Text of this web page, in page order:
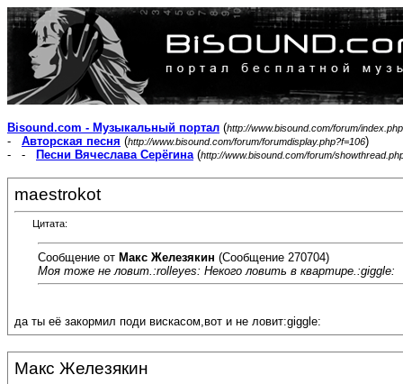
Bisound.com - Музыкальный портал (http://www.bisound.com/forum/index.php
- Авторская песня (http://www.bisound.com/forum/forumdisplay.php?f=106)
- -
Песни Вячеслава Серёгина(http://www.bisound.com/forum/
maestrokot
Цитата:
Сообщение от Макс Железякин (Сообщение 270704)
Моя тоже не ловит.:rolleyes: Некого ловить в квартире.:giggle:
да ты её закормил поди вискасом,вот и не ловит:giggle:
Макс Железякин